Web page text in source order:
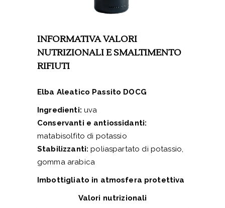
INFORMATIVA VALORI
NUTRIZIONALI E SMALTIMENTO
RIFIUTI
Elba Aleatico Passito DOCG
Ingredienti: uva
Conservanti e antiossidanti:
matabisolfito di potassio
Stabilizzanti: poliaspartato di potassio,
gomma arabica
Imbottigliato in atmosfera protettiva
Valori nutrizionali